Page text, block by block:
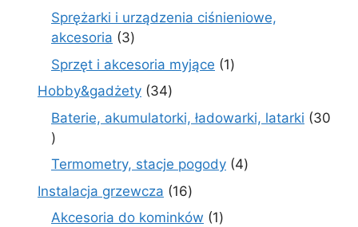
produkty
Sprężarki i urządzenia ciśnieniowe,
akcesoria
33
produkty
Sprzęt i akcesoria myjące 11
Hobby&gadżety 3434
produkty
Baterie, akumulatorki, ładowarki, latarki
30
30
produktów
Termometry, stacje pogody 44
Instalacja grzewcza 1616
produktów
Akcesoria do kominków 11